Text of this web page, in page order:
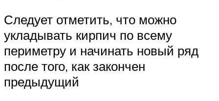
Следует отметить, что можно
укладывать кирпич по всему
периметру и начинать новый ряд
после того, как закончен
предыдущий